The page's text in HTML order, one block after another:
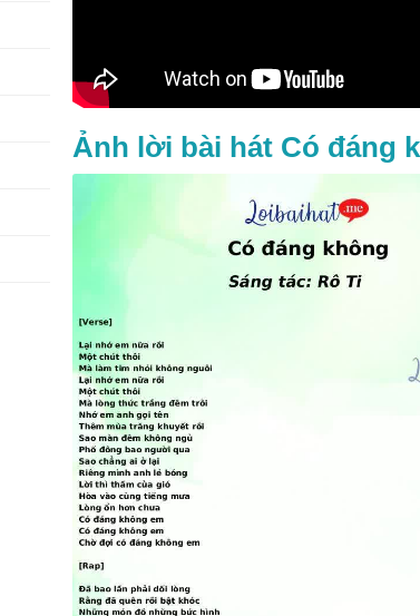
Ảnh lời bài hát Có đáng